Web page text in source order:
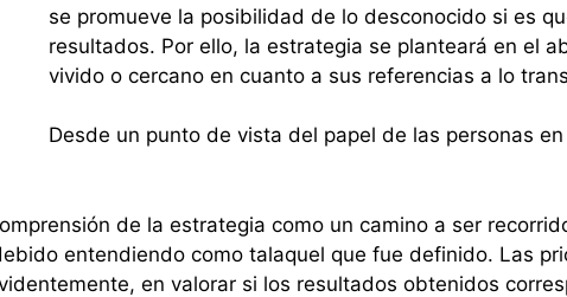
se promueve la posibilidad de lo desconocido si es
resultados. Por ello, la estrategia se planteará en el
vivido o cercano en cuanto a sus referencias a lo
Desde un punto de vista del papel de las personas
de la estrategia como un camino a ser
entendiendo como talaquel que fue definido. Las
en valorar si los resultados obtenidos